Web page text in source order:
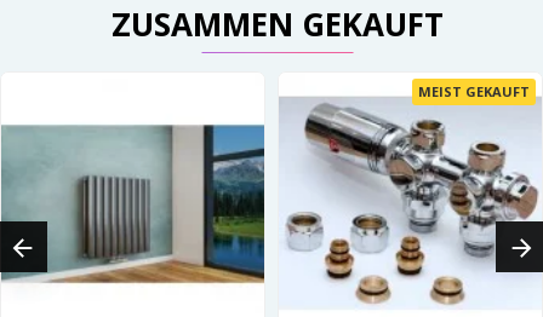
ZUSAMMEN GEKAUFT
MEIST GEKAUFT